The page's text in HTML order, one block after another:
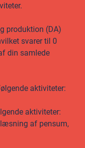
produktion (DA)
svarer til 0
din samlede
aktiviteter:
aktiviteter:
af pensum,